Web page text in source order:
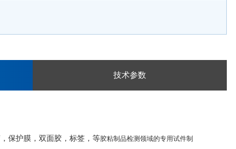
技术参数
保护膜，双面胶，标签，等胶粘制品检测领域的专用试件制